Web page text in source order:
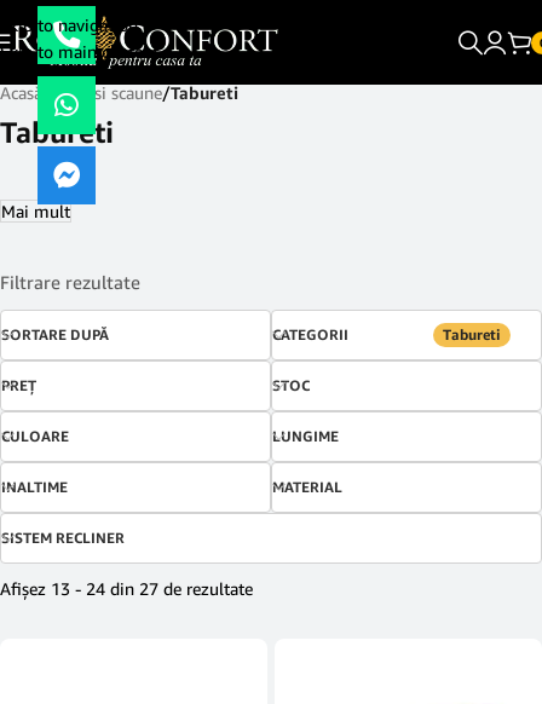
Skip to navigation
Skip to main content
Acasă Mese si scaune/Tabureti
Tabureti
Mai mult
Filtrare rezultate
SORTARE DUPĂ CATEGORII Tabureti
PREŢ STOC
CULOARE LUNGIME
INALTIME MATERIAL
SISTEM RECLINER
Afișez 13 - 24 din 27 de rezultate